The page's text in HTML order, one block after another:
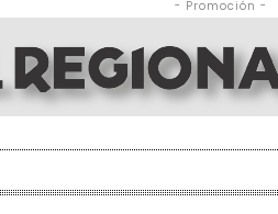
- Promoción -